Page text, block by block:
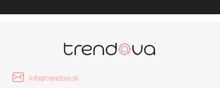
info@trendova.sk